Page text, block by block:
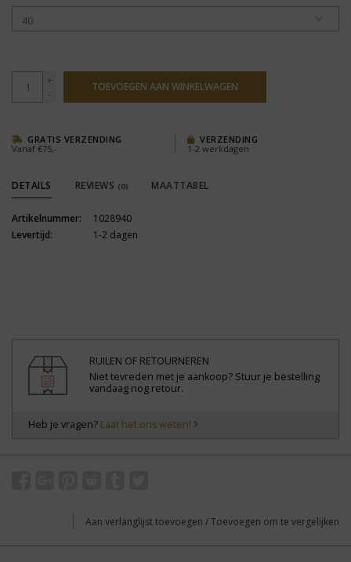
+
-
TOEVOEGEN AAN WINKELWAGEN
GRATIS VERZENDING
Vanaf €75,-
VERZENDING
1-2 werkdagen
DETAILS REVIEWS (0) MAATTABEL
Artikelnummer:
1028940
Levertijd:
1-2 dagen
RUILEN OF RETOURNEREN
Niet tevreden met je aankoop? Stuur je bestelling
vandaag nog retour.
Heb je vragen? Laat het ons weten!
Aan verlanglijst toevoegen /Toevoegen om te vergelijken